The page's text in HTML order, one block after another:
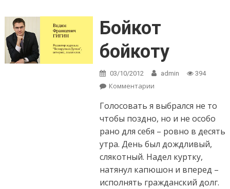
Бойкот
бойкоту
03/10/2012 admin 394
Комментарии
Голосовать я выбрался не то
чтобы поздно, но и не особо
рано для себя – ровно в десять
утра. День был дождливый,
слякотный. Надел куртку,
натянул капюшон и вперед –
исполнять гражданский долг.